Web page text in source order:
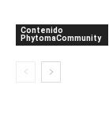
Contenido
PhytomaCommunity